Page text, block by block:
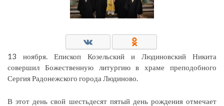
13 ноября. Епископ Козельский и Людиновский Никита
совершил Божественную литургию в храме преподобного
Сергия Радонежского города Людиново.
В этот день свой шестьдесят пятый день рождения отмечает